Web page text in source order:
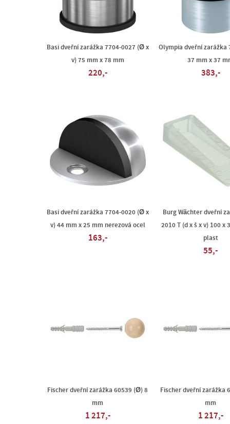
Basi dveřní zarážka 7704-0027 (Ø x
v) 75 mm x 78 mm
220,-
Olympia dveřní zarážka
37 mm x 37
383,-
Basi dveřní zarážka 7704-0020 (Ø x
v) 44 mm x 25 mm nerezová ocel
163,-
Burg Wächter dveřní
2010 T (d x š x v) 100 x
plast
55,-
Fischer dveřní zarážka 60539 (Ø) 8
mm
1 217,-
Fischer dveřní zarážka
mm
1 217,-